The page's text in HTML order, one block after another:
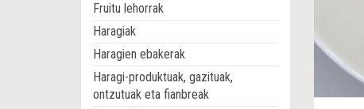
Fruitu lehorrak
Haragiak
Haragien ebakerak
Haragi-produktuak, gazituak,
ontzutuak eta fianbreak